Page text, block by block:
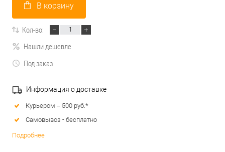
В корзину
Кол-во:
Нашли дешевле
Под заказ
Информация о доставке
Курьером – 500 руб.*
Самовывоз - бесплатно
Подробнее